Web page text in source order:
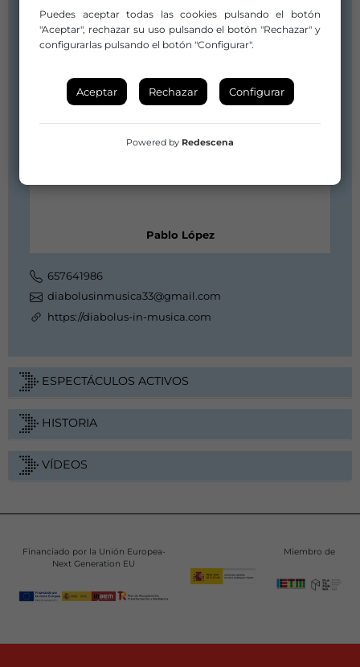
Pablo López
657641986
diabolusinmusica33@gmail.com
https://diabolus-in-musica.com
ESPECTÁCULOS ACTIVOS
HISTORIA
VÍDEOS
Financiado por la Unión Europea-
Next Generation EU
Miembro de
Puedes aceptar todas las cookies pulsando el botón
"Aceptar", rechazar su uso pulsando el botón "Rechazar" y
configurarlas pulsando el botón "Configurar".
Aceptar Rechazar Configurar
Powered by Redescena